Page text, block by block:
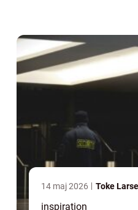
og mod på a...
14 maj 2026 Toke
inspiration